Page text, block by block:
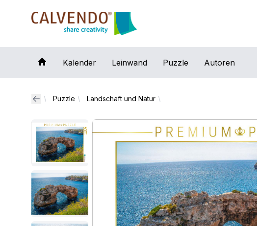
Calvendo
Kalender Leinwand Puzzle Autoren
Puzzle Landschaft und Natur